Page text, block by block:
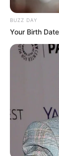
BUZZ DAY
Your Birth